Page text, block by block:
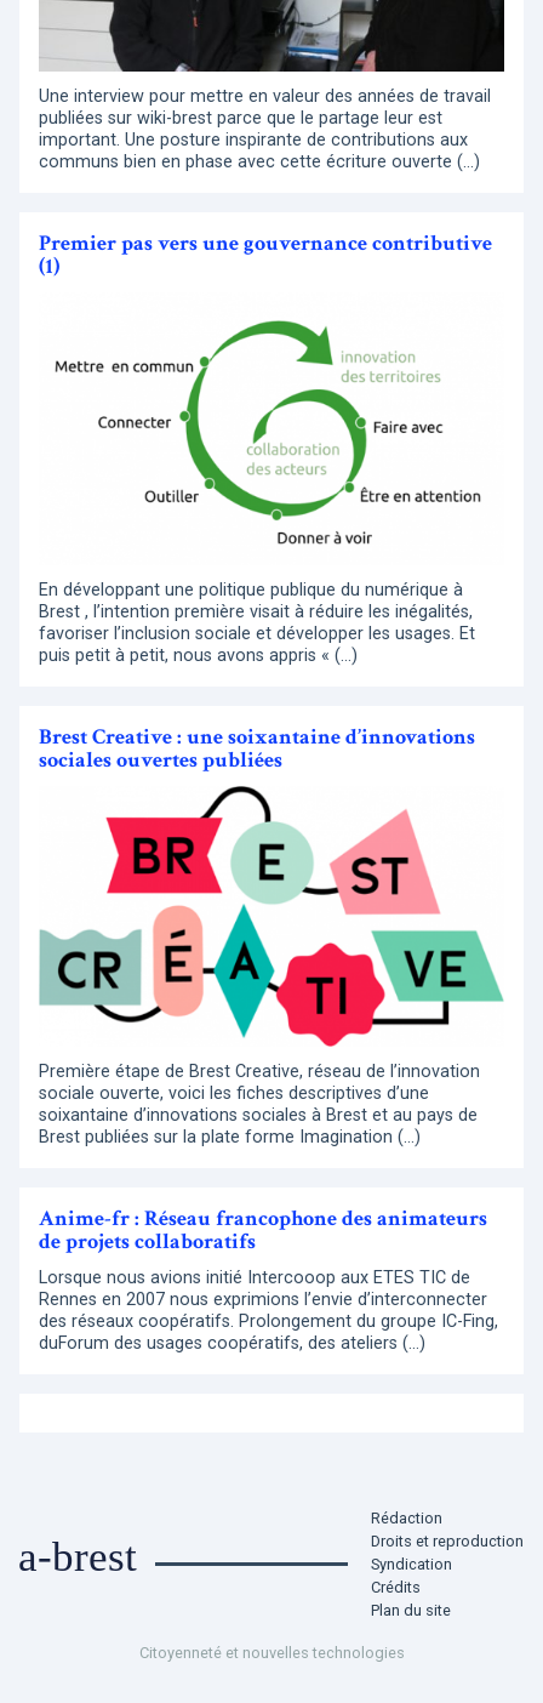
Une interview pour mettre en valeur des années de travail
publiées sur wiki-brest parce que le partage leur est
important. Une posture inspirante de contributions aux
communs bien en phase avec cette écriture ouverte (…)
Premier pas vers une gouvernance contributive
(1)
En développant une politique publique du numérique à
Brest , l’intention première visait à réduire les inégalités,
favoriser l’inclusion sociale et développer les usages. Et
puis petit à petit, nous avons appris « (…)
Brest Creative : une soixantaine d’innovations
sociales ouvertes publiées
Première étape de Brest Creative, réseau de l’innovation
sociale ouverte, voici les fiches descriptives d’une
soixantaine d’innovations sociales à Brest et au pays de
Brest publiées sur la plate forme Imagination (…)
Anime-fr : Réseau francophone des animateurs
de projets collaboratifs
Lorsque nous avions initié Intercooop aux ETES TIC de
Rennes en 2007 nous exprimions l’envie d’interconnecter
des réseaux coopératifs. Prolongement du groupe IC-Fing,
duForum des usages coopératifs, des ateliers (…)
a-brest
Rédaction
Droits et reproduction
Syndication
Crédits
Plan du site
Citoyenneté et nouvelles technologies